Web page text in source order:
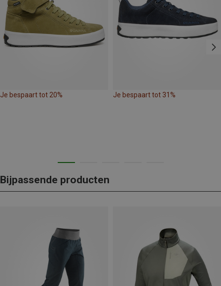
Je bespaart tot 20% Je bespaart tot 31%
Bijpassende producten